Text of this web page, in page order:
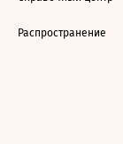
Распространение